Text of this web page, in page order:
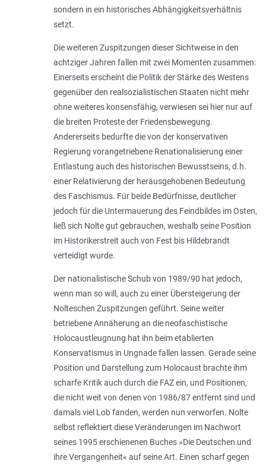
sondern in ein historisches Abhängigkeitsverhältnis
setzt.
Die weiteren Zuspitzungen dieser Sichtweise in den
achtziger Jahren fallen mit zwei Momenten zusammen:
Einerseits erscheint die Politik der Stärke des Westens
gegenüber den realsozialistischen Staaten nicht mehr
ohne weiteres konsensfähig, verwiesen sei hier nur auf
die breiten Proteste der Friedensbewegung.
Andererseits bedurfte die von der konservativen
Regierung vorangetriebene Renationalisierung einer
Entlastung auch des historischen Bewusstseins, d.h.
einer Relativierung der herausgehobenen Bedeutung
des Faschismus. Für beide Bedürfnisse, deutlicher
jedoch für die Untermauerung des Feindbildes im Osten,
ließ sich Nolte gut gebrauchen, weshalb seine Position
im Historikerstreit auch von Fest bis Hildebrandt
verteidigt wurde.
Der nationalistische Schub von 1989/90 hat jedoch,
wenn man so will, auch zu einer Übersteigerung der
Nolteschen Zuspitzungen geführt. Seine weiter
betriebene Annäherung an die neofaschistische
Holocaustleugnung hat ihn beim etablierten
Konservatismus in Ungnade fallen lassen. Gerade seine
Position und Darstellung zum Holocaust brachte ihm
scharfe Kritik auch durch die FAZ ein, und Positionen,
die nicht weit von denen von 1986/87 entfernt sind und
damals viel Lob fanden, werden nun verworfen. Nolte
selbst reflektiert diese Veränderungen im Nachwort
seines 1995 erschienenen Buches »Die Deutschen und
ihre Vergangenheit« auf seine Art. Einen scharf gegen